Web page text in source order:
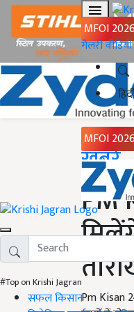
MFOI
गैलरीवीडियो
MFOI
#Top on Krishi Jagran
सफल किसान
Home
ख़बरें
PM
Pm Kisan